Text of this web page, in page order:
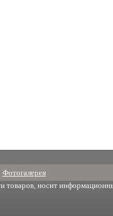
Фотогалерея
товаров, носит